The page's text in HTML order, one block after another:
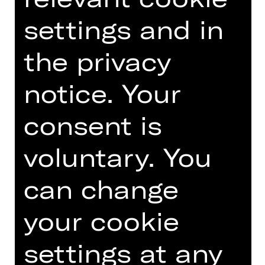
Deutschen Schauspielhaus Hamburg,
am Schauspiel Köln, am
Staatsschauspielhaus
Dresden, Staatstheater Nürnberg,
am Hessischen Staatstheater
Wiesbaden und dem OUTNOW!
Festival am Theater Bremen.
Foto © Ji Hyung Nam
Read more
settings and in
the privacy
notice. Your
consent is
voluntary. You
can change
your cookie
settings at any